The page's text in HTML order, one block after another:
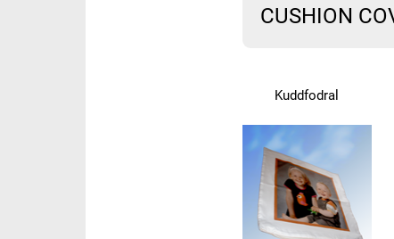
CUSHION
Kuddfodral